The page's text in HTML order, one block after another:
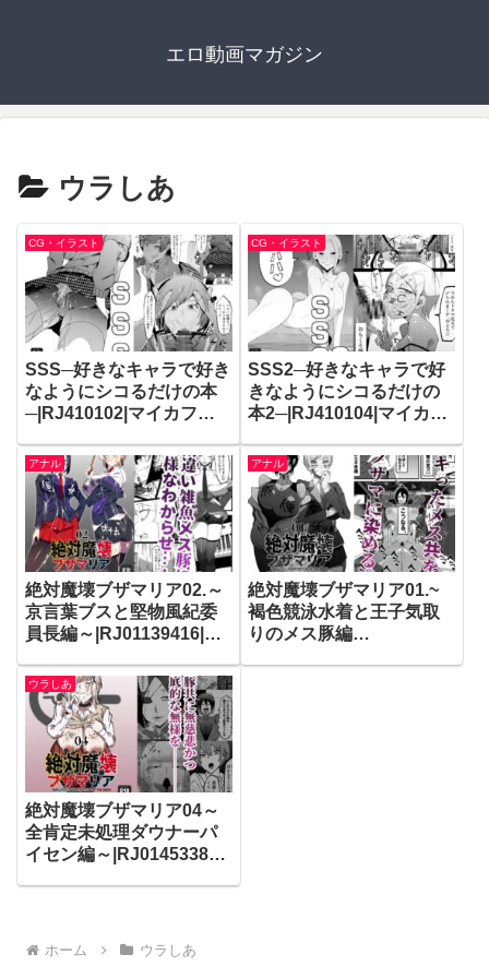
エロ動画マガジン
ウラしあ
CG・イラスト
SSS─好きなキャラで好き
なようにシコるだけの本
─|RJ410102|マイカフェ
CG・イラスト
SSS2─好きなキャラで好
きなようにシコるだけの
本2─|RJ410104|マイカフ
アナル
絶対魔壊ブザマリア02.～
京言葉ブスと堅物風紀委
員長編～|RJ01139416|マ
アナル
絶対魔壊ブザマリア01.~
褐色競泳水着と王子気取
りのメス豚編
ウラしあ
絶対魔壊ブザマリア04～
全肯定未処理ダウナーパ
イセン編～|RJ01453382|
ホーム ウラしあ